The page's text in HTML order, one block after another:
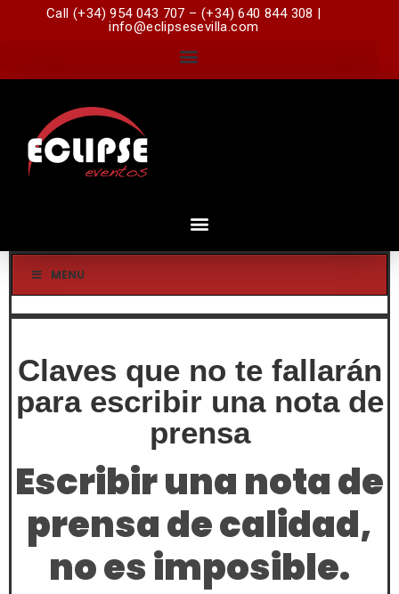
Call (+34) 954 043 707 – (+34) 640 844 308 |
info@eclipsesevilla.com
MENU
Claves que no te fallarán
para escribir una nota de
prensa
Escribir una nota de
prensa de calidad,
no es imposible.